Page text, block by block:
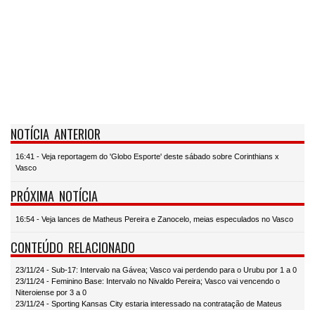
NOTÍCIA ANTERIOR
16:41 - Veja reportagem do 'Globo Esporte' deste sábado sobre Corinthians x
Vasco
PRÓXIMA NOTÍCIA
16:54 - Veja lances de Matheus Pereira e Zanocelo, meias especulados no Vasco
CONTEÚDO RELACIONADO
23/11/24 - Sub-17: Intervalo na Gávea; Vasco vai perdendo para o Urubu por 1 a 0
23/11/24 - Feminino Base: Intervalo no Nivaldo Pereira; Vasco vai vencendo o
Niteroiense por 3 a 0
23/11/24 - Sporting Kansas City estaria interessado na contratação de Mateus